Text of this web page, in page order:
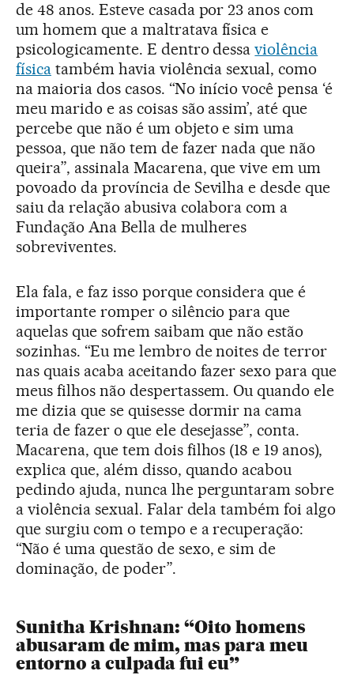
de 48 anos. Esteve casada por 23 anos com
um homem que a maltratava física e
psicologicamente. E dentro dessaviolência
físicatambém havia violência sexual, como
na maioria dos casos. “No início você pensa ‘é
meu marido e as coisas são assim’, até que
percebe que não é um objeto e sim uma
pessoa, que não tem de fazer nada que não
queira”, assinala Macarena, que vive em um
povoado da província de Sevilha e desde que
saiu da relação abusiva colabora com a
Fundação Ana Bella de mulheres
sobreviventes.
Ela fala, e faz isso porque considera que é
importante romper o silêncio para que
aquelas que sofrem saibam que não estão
sozinhas. “Eu me lembro de noites de terror
nas quais acaba aceitando fazer sexo para que
meus filhos não despertassem. Ou quando ele
me dizia que se quisesse dormir na cama
teria de fazer o que ele desejasse”, conta.
Macarena, que tem dois filhos (18 e 19 anos),
explica que, além disso, quando acabou
pedindo ajuda, nunca lhe perguntaram sobre
a violência sexual. Falar dela também foi algo
que surgiu com o tempo e a recuperação:
“Não é uma questão de sexo, e sim de
dominação, de poder”.
Sunitha Krishnan: “Oito homens
abusaram de mim, mas para meu
entorno a culpada fui eu”